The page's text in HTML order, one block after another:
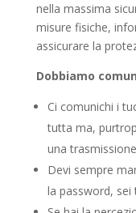
nella massima
misure fisiche,
assicurare la
Dobbiamo
Ci comunichi i
tutta ma,
una
Devi sempre
la password, sei